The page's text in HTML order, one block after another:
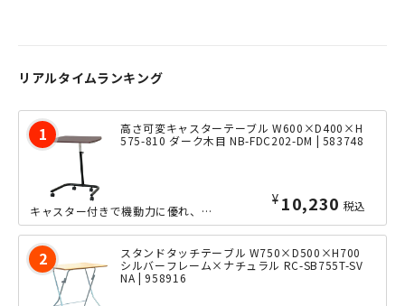
リアルタイムランキング
高さ可変キャスターテーブル W600×D400×H
575-810 ダーク木目 NB-FDC202-DM | 583748
¥ 10,230 税込
キャスター付きで機動力に優れ、天板の高さや角度を柔軟に調節できる、あると便利なコンパクトテーブルです。コンパクトかつキャスター付きですので、プレゼンテーションルームやエントランス等、日々のビジネスの流...
スタンドタッチテーブル W750×D500×H700
シルバーフレーム×ナチュラル RC-SB755T-SV
NA | 958916